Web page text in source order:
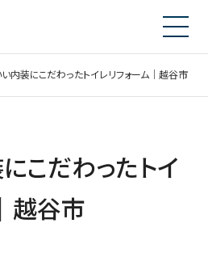
内装にこだわったトイレリフォーム｜越谷市
こだわったトイ
越谷市